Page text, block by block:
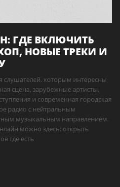
ГДЕ ВКЛЮЧИТЬ
НОВЫЕ ТРЕКИ И
слушателей, которым интересны
сцена, зарубежные артисты,
и современная городская
радио с нейтральным
музыкальным направлением.
можно здесь: открыть
где есть